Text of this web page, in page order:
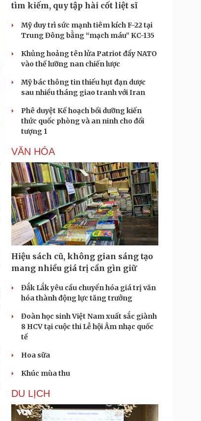
tìm kiếm, quy tập hài cốt liệt sĩ
Mỹ duy trì sức mạnh tiêm kích F-22 tại
Trung Đông bằng “mạch máu” KC-135
Khủng hoảng tên lửa Patriot đẩy NATO
vào thế lưỡng nan chiến lược
Mỹ bác thông tin thiếu hụt đạn dược
sau nhiều tháng giao tranh với Iran
Phê duyệt Kế hoạch bồi dưỡng kiến
thức quốc phòng và an ninh cho đối
tượng 1
VĂN HÓA
Hiệu sách cũ, không gian sáng tạo
mang nhiều giá trị cần gìn giữ
Đắk Lắk yêu cầu chuyển hóa giá trị văn
hóa thành động lực tăng trưởng
Đoàn học sinh Việt Nam xuất sắc giành
8 HCV tại cuộc thi Lễ hội Âm nhạc quốc
tế
Hoa sữa
Khúc mùa thu
DU LỊCH